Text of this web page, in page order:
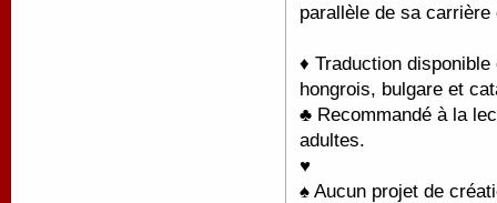
parallèle de sa
♦ Traduction
hongrois, bulgare et
♣ Recommandé à la
adultes.
♥
♠ Aucun projet de